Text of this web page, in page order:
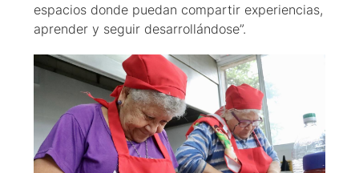
espacios donde puedan compartir experiencias,
aprender y seguir desarrollándose”.